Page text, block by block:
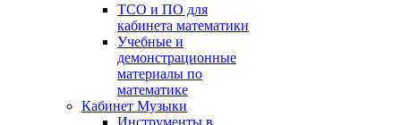
ТСО и ПО для
кабинета математики
Учебные и
демонстрационные
материалы по
математике
Кабинет Музыки
Инструменты в